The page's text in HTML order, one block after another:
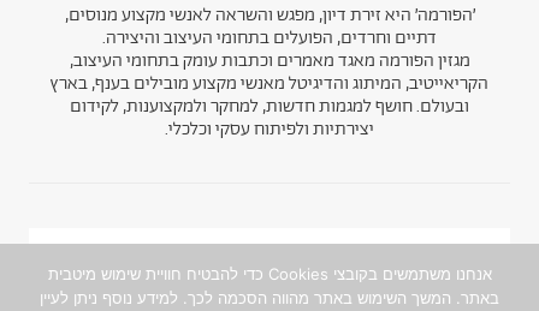
׳הפורמה׳ היא זירת דיון, מפגש והשראה לאנשי מקצוע מנוסים,
דתיים וחרדים, הפועלים בתחומי העיצוב והיצירה.
מגזין הפורמה מאגד מאמרים וכתבות עומק בתחומי העיצוב,
הקריאייטיב, המיתוג והדיגיטל מאנשי מקצוע מובילים בענף, בארץ
ובעולם. חושף למגמות חדשות, למחקר ולמקצוענות, לקידום
יצירתיות ולפיתוח עסקי וכלכלי.
ניוזלטראנחנו משתמשים בקובצי Cookies כדי להבטיח חוויית שימוש מיטבית
באתר. המשך השימוש באתר מהווה הסכמה לכך. למידע נוסף ניתן לעיין